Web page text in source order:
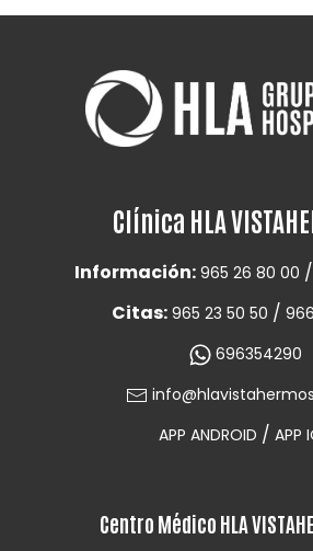
Clínica HLA
Información: 965 26 80 00 /
Citas: 965 23 50 50 /
696354290
APP ANDROID / APP
Centro Médico HLA